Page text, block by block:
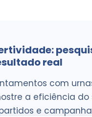
real
com
a eficiência do
e